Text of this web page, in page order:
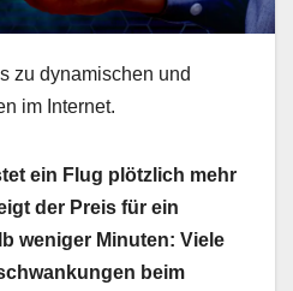
zu dynamischen und
im Internet.
ein Flug plötzlich mehr
der Preis für ein
weniger Minuten: Viele
beim